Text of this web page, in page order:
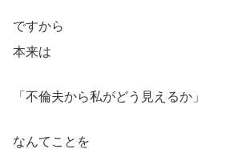
ですから
本来は
「不倫夫から私がどう見えるか」
なんてことを